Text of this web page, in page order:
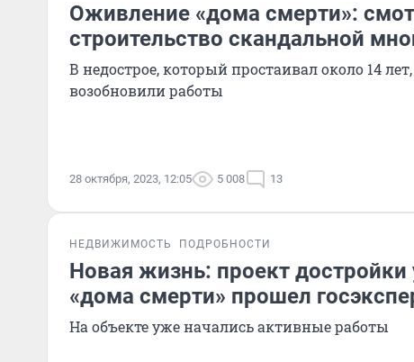
Оживление «дома смерти»:
строительство скандальной
В недострое, который простаивал около 14
возобновили работы
28 октября, 2023, 12:05 5 008 13
НЕДВИЖИМОСТЬ ПОДРОБНОСТИ
Новая жизнь: проект достройки
«дома смерти» прошел
На объекте уже начались активные работы